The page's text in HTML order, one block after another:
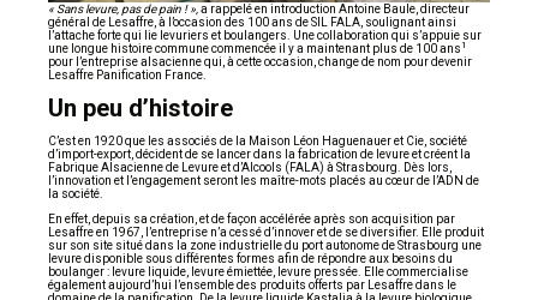
« Sans levure, pas de pain ! », a rappelé en introduction Antoine Baule, directeur
général de Lesaffre, à l’occasion des 100 ans de SIL FALA, soulignant ainsi
l’attache forte qui lie levuriers et boulangers. Une collaboration qui s’appuie sur
une longue histoire commune commencée il y a maintenant plus de 100 ans 1
pour l’entreprise alsacienne qui, à cette occasion, change de nom pour devenir
Lesaffre Panification France.
Un peu d’histoire
C’est en 1920 que les associés de la Maison Léon Haguenauer et Cie, société
d’import-export, décident de se lancer dans la fabrication de levure et créent la
Fabrique Alsacienne de Levure et d’Alcools (FALA) à Strasbourg. Dès lors,
l’innovation et l’engagement seront les maître-mots placés au cœur de l’ADN de
la société.
En effet, depuis sa création, et de façon accélérée après son acquisition par
Lesaffre en 1967, l’entreprise n’a cessé d’innover et de se diversifier. Elle produit
sur son site situé dans la zone industrielle du port autonome de Strasbourg une
levure disponible sous différentes formes afin de répondre aux besoins du
boulanger : levure liquide, levure émiettée, levure pressée. Elle commercialise
également aujourd’hui l’ensemble des produits offerts par Lesaffre dans le